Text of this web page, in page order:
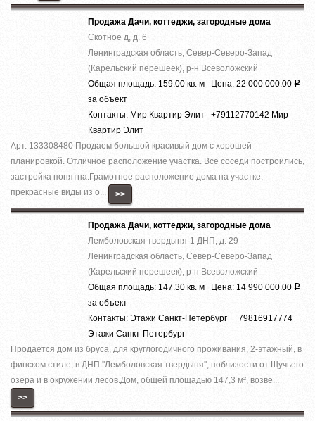
Продажа Дачи, коттеджи, загородные дома
Скотное д, д. 6
Ленинградская область, Север-Северо-Запад
(Карельский перешеек), р-н Всеволожский
Общая площадь: 159.00 кв. м Цена: 22 000 000.00 Р
за объект
Контакты: Мир Квартир Элит +79112770142 Мир
Квартир Элит
Арт. 133308480 Продаем большой красивый дом с хорошей
планировкой. Отличное расположение участка. Все соседи построились,
застройка понятна.Грамотное расположение дома на участке,
прекрасные виды из о...
>>
Продажа Дачи, коттеджи, загородные дома
Лемболовская твердыня-1 ДНП, д. 29
Ленинградская область, Север-Северо-Запад
(Карельский перешеек), р-н Всеволожский
Общая площадь: 147.30 кв. м Цена: 14 990 000.00 Р
за объект
Контакты: Этажи Санкт-Петербург +79816917774
Этажи Санкт-Петербург
Продается дом из бруса, для круглогодичного проживания, 2-этажный, в
финском стиле, в ДНП ''Лемболовская твердыня'', поблизости от Щучьего
озера и в окружении лесов.Дом, общей площадью 147,3 м², возве...
>>